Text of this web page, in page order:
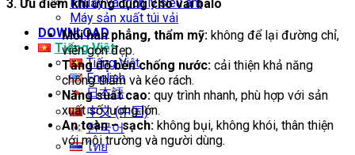
Máy sản xuất túi vải
DOWNLOAD
Tiếng Việt
Tiếng Việt
English
日本語
中文 (中国)
한국어
ไทย
3. Ưu điểm khi ứng dụng cho vải balô
Mối hàn phẳng, thẩm mỹ: không để lại đường chỉ,
viền gọn đẹp.
Tăng độ bền chống nước: cải thiện khả năng
chống thấm và kéo rách.
Năng suất cao: quy trình nhanh, phù hợp với sản
xuất số lượng lớn.
An toàn – sạch: không bụi, không khói, thân thiện
với môi trường và người dùng.